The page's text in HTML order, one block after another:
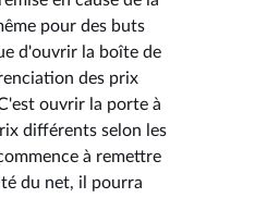
pour des buts
d'ouvrir la boîte de
des prix
ouvrir la porte à
différents selon les
à remettre
du net, il pourra